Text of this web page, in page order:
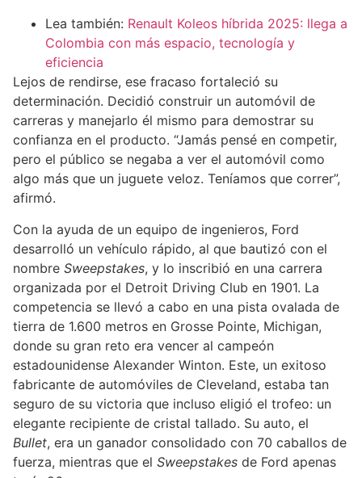
Lea también: Renault Koleos híbrida 2025: llega a
Colombia con más espacio, tecnología y
eficiencia
Lejos de rendirse, ese fracaso fortaleció su
determinación. Decidió construir un automóvil de
carreras y manejarlo él mismo para demostrar su
confianza en el producto. “Jamás pensé en competir,
pero el público se negaba a ver el automóvil como
algo más que un juguete veloz. Teníamos que correr”,
afirmó.
Con la ayuda de un equipo de ingenieros, Ford
desarrolló un vehículo rápido, al que bautizó con el
nombre Sweepstakes, y lo inscribió en una carrera
organizada por el Detroit Driving Club en 1901. La
competencia se llevó a cabo en una pista ovalada de
tierra de 1.600 metros en Grosse Pointe, Michigan,
donde su gran reto era vencer al campeón
estadounidense Alexander Winton. Este, un exitoso
fabricante de automóviles de Cleveland, estaba tan
seguro de su victoria que incluso eligió el trofeo: un
elegante recipiente de cristal tallado. Su auto, el
Bullet, era un ganador consolidado con 70 caballos de
fuerza, mientras que el Sweepstakes de Ford apenas